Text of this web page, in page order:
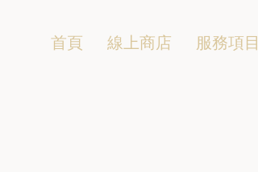
首頁 線上商店 服務項目